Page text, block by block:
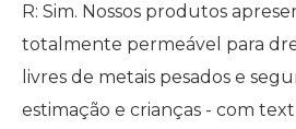
R: Sim. Nossos produtos
totalmente permeável para
livres de metais pesados ​​e
estimação e crianças - com